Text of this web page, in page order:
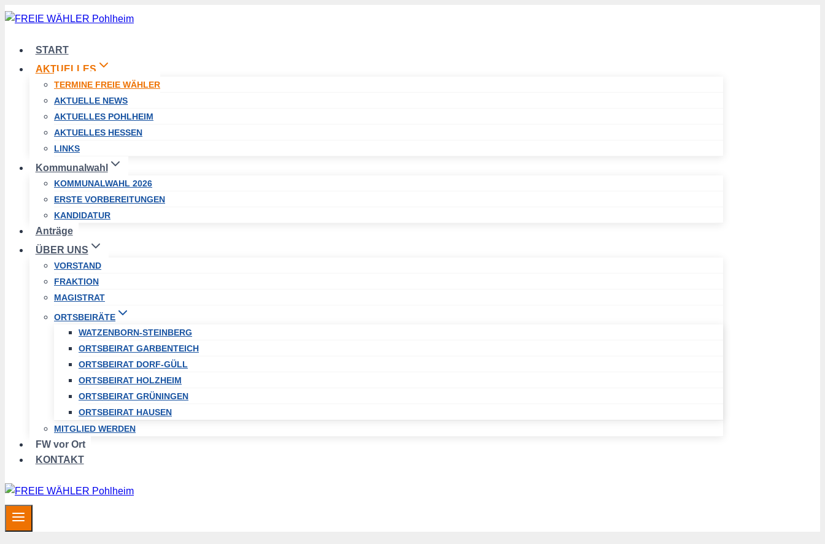
Zum
START
AKTUELLES
TERMINE FREIE WÄHLER
AKTUELLE NEWS
AKTUELLES POHLHEIM
AKTUELLES HESSEN
LINKS
Kommunalwahl
KOMMUNALWAHL 2026
ERSTE VORBEREITUNGEN
KANDIDATUR
Anträge
ÜBER UNS
VORSTAND
FRAKTION
MAGISTRAT
ORTSBEIRÄTE
WATZENBORN-STEINBERG
ORTSBEIRAT GARBENTEICH
ORTSBEIRAT DORF-GÜLL
ORTSBEIRAT HOLZHEIM
ORTSBEIRAT GRÜNINGEN
ORTSBEIRAT HAUSEN
MITGLIED WERDEN
FW vor Ort
KONTAKT